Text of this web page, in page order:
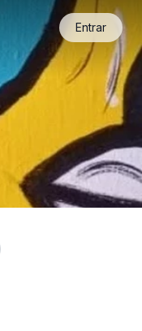
Entrar